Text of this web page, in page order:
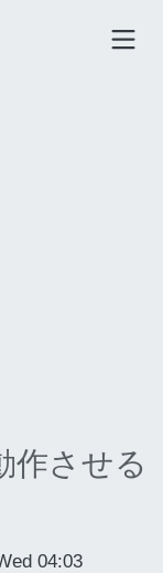
作させる
04:03